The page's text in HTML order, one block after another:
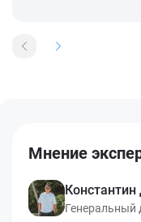
Мнение
Генеральный